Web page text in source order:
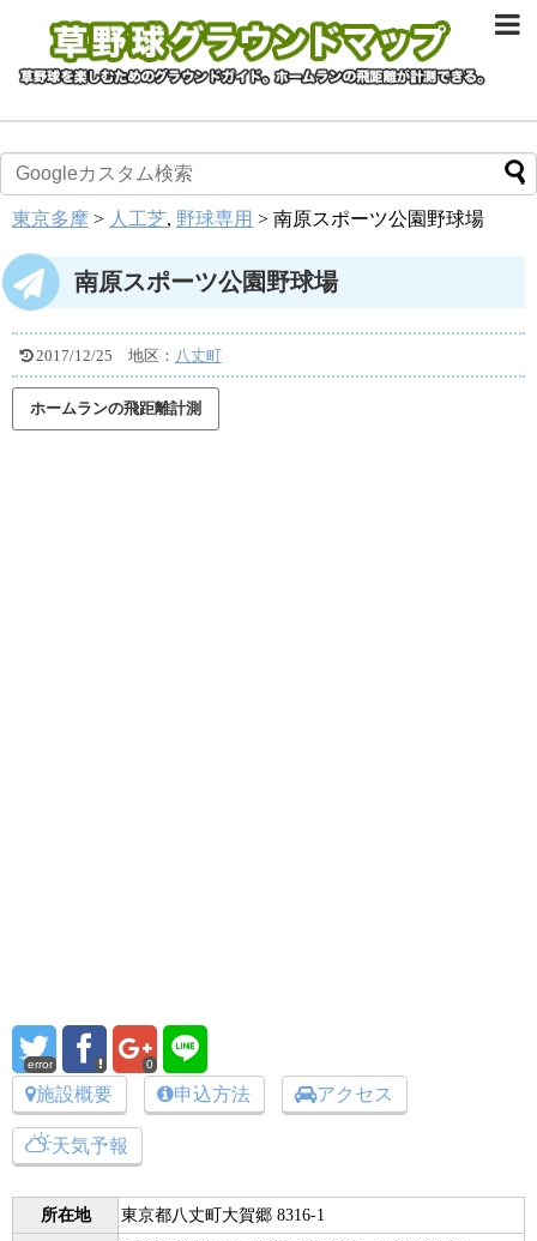
東京多摩 > 人工芝, 野球専用 > 南原スポーツ公園野球場
南原スポーツ公園野球場
2017/12/25 地区： 八丈町
error 0
施設概要 申込方法 アクセス
天気予報
所在地 東京都八丈町大賀郷 8316-1